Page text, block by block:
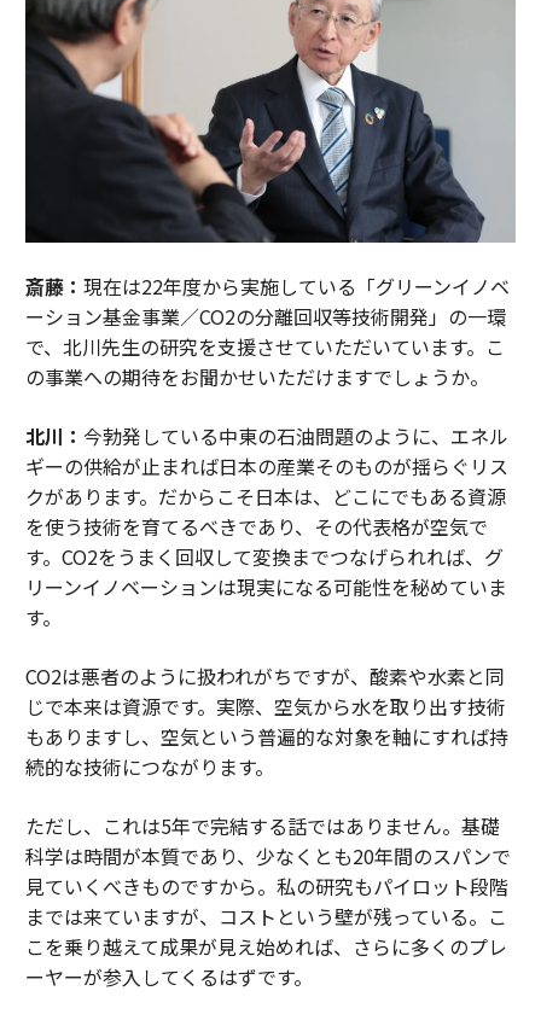
斎藤： 現在は22年度から実施している「グリーンイノベ
ーション基金事業／CO2の分離回収等技術開発」の一環
で、北川先生の研究を支援させていただいています。こ
の事業への期待をお聞かせいただけますでしょうか。
北川： 今勃発している中東の石油問題のように、エネル
ギーの供給が止まれば日本の産業そのものが揺らぐリス
クがあります。だからこそ日本は、どこにでもある資源
を使う技術を育てるべきであり、その代表格が空気で
す。CO2をうまく回収して変換までつなげられれば、グ
リーンイノベーションは現実になる可能性を秘めていま
す。
CO2は悪者のように扱われがちですが、酸素や水素と同
じで本来は資源です。実際、空気から水を取り出す技術
もありますし、空気という普遍的な対象を軸にすれば持
続的な技術につながります。
ただし、これは5年で完結する話ではありません。基礎
科学は時間が本質であり、少なくとも20年間のスパンで
見ていくべきものですから。私の研究もパイロット段階
までは来ていますが、コストという壁が残っている。こ
こを乗り越えて成果が見え始めれば、さらに多くのプレ
ーヤーが参入してくるはずです。